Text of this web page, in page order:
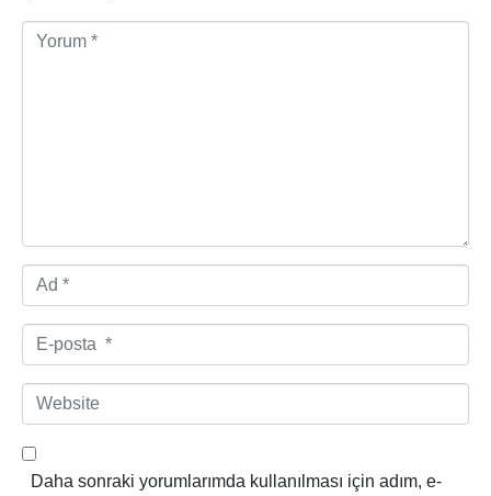
d
*
-
p
t
W
e
b
Daha sonraki yorumlarımda kullanılması için adım, e-